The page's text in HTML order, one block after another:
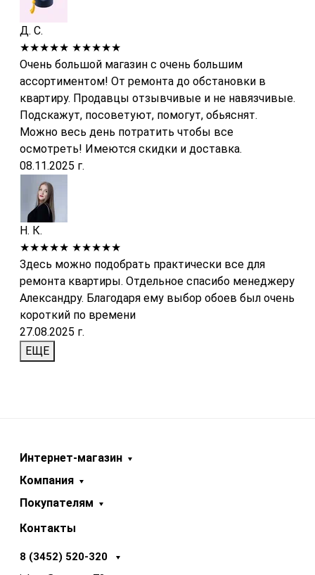
Д. С.
★★★★★ ★★★★★
Очень большой магазин с очень большим
ассортиментом! От ремонта до обстановки в
квартиру. Продавцы отзывчивые и не навязчивые.
Подскажут, посоветуют, помогут, обьяснят.
Можно весь день потратить чтобы все
осмотреть! Имеются скидки и доставка.
08.11.2025 г.
Н. К.
★★★★★ ★★★★★
Здесь можно подобрать практически все для
ремонта квартиры. Отдельное спасибо менеджеру
Александру. Благодаря ему выбор обоев был очень
короткий по времени
27.08.2025 г.
ЕЩЕ
Интернет-магазин
Компания
Покупателям
Контакты
8 (3452) 520-320